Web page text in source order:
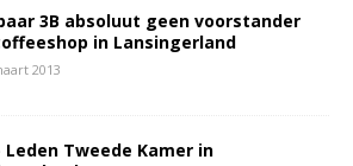
3B absoluut geen voorstander
in Lansingerland
2013
Leden Tweede Kamer in